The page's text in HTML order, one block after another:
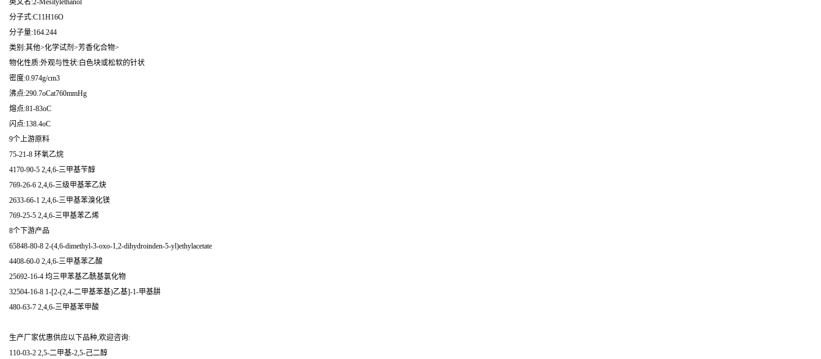
英文名:2-Mesitylethanol
分子式:C11H16O
分子量:164.244
类别:其他>化学试剂>芳香化合物>
物化性质:外观与性状:白色块或松软的针状
密度:0.974g/cm3
沸点:290.7oCat760mmHg
熔点:81-83oC
闪点:138.4oC
9个上游原料
75-21-8 环氧乙烷
4170-90-5 2,4,6-三甲基苄醇
769-26-6 2,4,6-三级甲基苯乙炔
2633-66-1 2,4,6-三甲基苯溴化镁
769-25-5 2,4,6-三甲基苯乙烯
8个下游产品
65848-80-8 2-(4,6-dimethyl-3-oxo-1,2-dihydroinden-5-yl)ethylacetate
4408-60-0 2,4,6-三甲基苯乙酸
25692-16-4 均三甲苯基乙酰基氯化物
32504-16-8 1-[2-(2,4-二甲基苯基)乙基]-1-甲基肼
480-63-7 2,4,6-三甲基苯甲酸
生产厂家优惠供应以下品种,欢迎咨询:
110-03-2 2,5-二甲基-2,5-己二醇